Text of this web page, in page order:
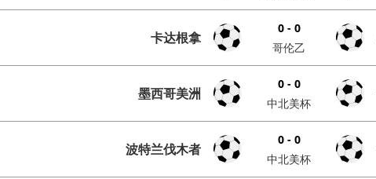
卡达根拿
0 - 0
哥伦乙
墨西哥美洲
0 - 0
中北美杯
波特兰伐木者
0 - 0
中北美杯